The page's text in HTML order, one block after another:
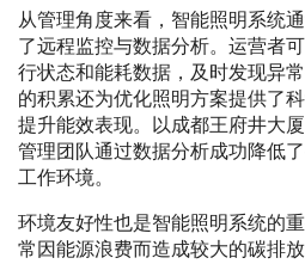
从管理角度来看，智能照明系统
了远程监控与数据分析。运营者
行状态和能耗数据，及时发现异
的积累还为优化照明方案提供了
提升能效表现。以成都王府井大
管理团队通过数据分析成功降低
工作环境。
环境友好性也是智能照明系统的
常因能源浪费而造成较大的碳排